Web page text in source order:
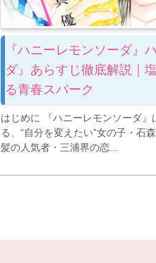
『ハニーレモンソーダ』
ダ』あらすじ徹底解説｜
る青春スパーク
はじめに 『ハニーレモンソーダ』
る、“自分を変えたい”女の子・石
髪の人気者・三浦界の恋...